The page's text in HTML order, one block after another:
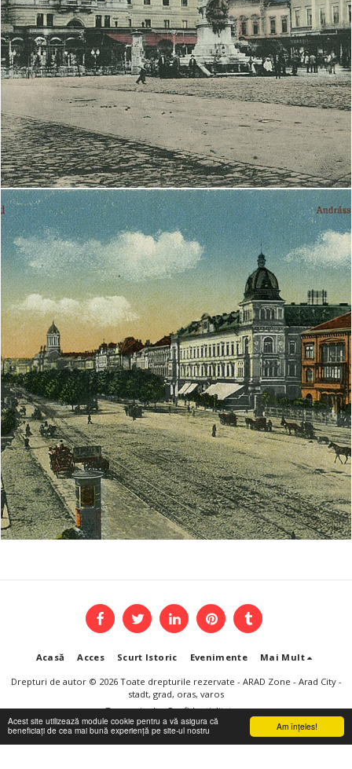
Am înţeles!
Acest site utilizează module cookie pentru a vă asigura că
beneficiați de cea mai bună experiență pe site-ul nostru
Acasă Acces Scurt Istoric Evenimente Mai Mult
Drepturi de autor © 2026 Toate drepturile rezervate - ARAD Zone - Arad City -
stadt, grad, oras, varos
Termeni|Confidențialitate